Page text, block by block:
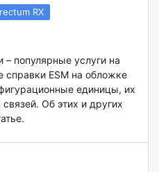
RX
– популярные услуги на
ESM на обложке
единицы, их
Об этих и других